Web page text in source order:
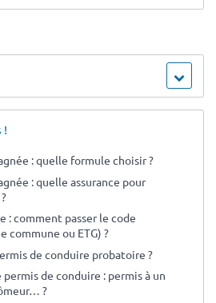
!
: quelle formule choisir ?
: quelle assurance pour
: comment passer le code
commune ou ETG) ?
de conduire probatoire ?
de conduire : permis à un
?